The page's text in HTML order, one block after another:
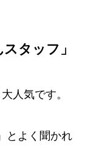
タッフ」
人気です。
とよく聞かれ